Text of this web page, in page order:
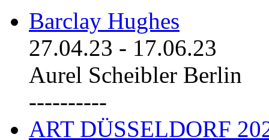
Barclay Hughes
27.04.23 - 17.06.23
Aurel Scheibler Berlin
----------
ART DÜSSELDORF